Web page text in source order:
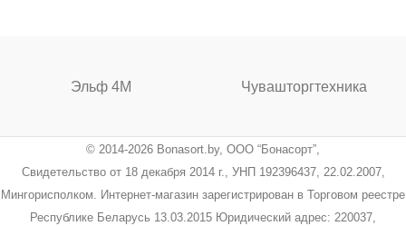
Эльф 4М Чувашторгтехника
© 2014-2026 Bonasort.by, ООО “Бонасорт”,
Свидетельство от 18 декабря 2014 г., УНП 192396437, 22.02.2007,
Мингорисполком. Интернет-магазин зарегистрирован в Торговом реестре
Республике Беларусь 13.03.2015 Юридический адрес: 220037,